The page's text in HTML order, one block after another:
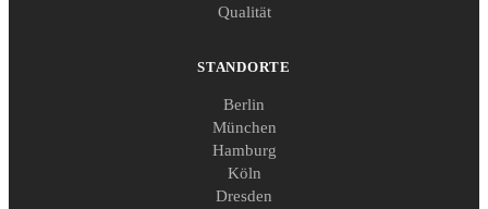
Qualität
STANDORTE
Berlin
München
Hamburg
Köln
Dresden